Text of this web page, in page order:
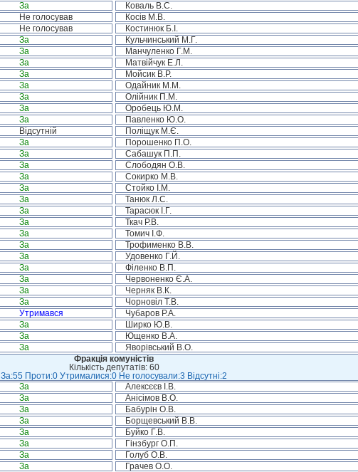
За Коваль В.С.
Не голосував Косів М.В.
Не голосував Костинюк Б.І.
За Кульчинський М.Г.
За Манчуленко Г.М.
За Матвійчук Е.Л.
За Мойсик В.Р.
За Одайник М.М.
За Олійник П.М.
За Оробець Ю.М.
За Павленко Ю.О.
Відсутній Поліщук М.Є.
За Порошенко П.О.
За Сабашук П.П.
За Слободян О.В.
За Сокирко М.В.
За Стойко І.М.
За Танюк Л.С.
За Тарасюк І.Г.
За Ткач Р.В.
За Томич І.Ф.
За Трофименко В.В.
За Удовенко Г.Й.
За Філенко В.П.
За Червоненко Є.А.
За Черняк В.К.
За Чорновіл Т.В.
Утримався Чубаров Р.А.
За Ширко Ю.В.
За Ющенко В.А.
За Яворівський В.О.
Фракція комуністів
Кількість депутатів: 60
За:55 Проти:0 Утрималися:0 Не голосували:3 Відсутні:2
За Алексєєв І.В.
За Анісімов В.О.
За Бабурін О.В.
За Борщевський В.В.
За Буйко Г.В.
За Гінзбург О.П.
За Голуб О.В.
За Грачев О.О.